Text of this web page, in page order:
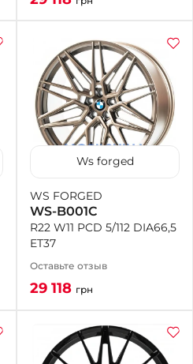
Ws forged
WS FORGED
WS-B001C
R22 W11 PCD 5/112 DIA66,5
ET37
Оставьте отзыв
29 118 грн